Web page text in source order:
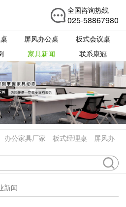
全国咨询热线
025-58867980
屏风办公桌
板式会议桌
家具新闻 联系康冠
办公家具厂家 板式经理桌
屏风办
新闻